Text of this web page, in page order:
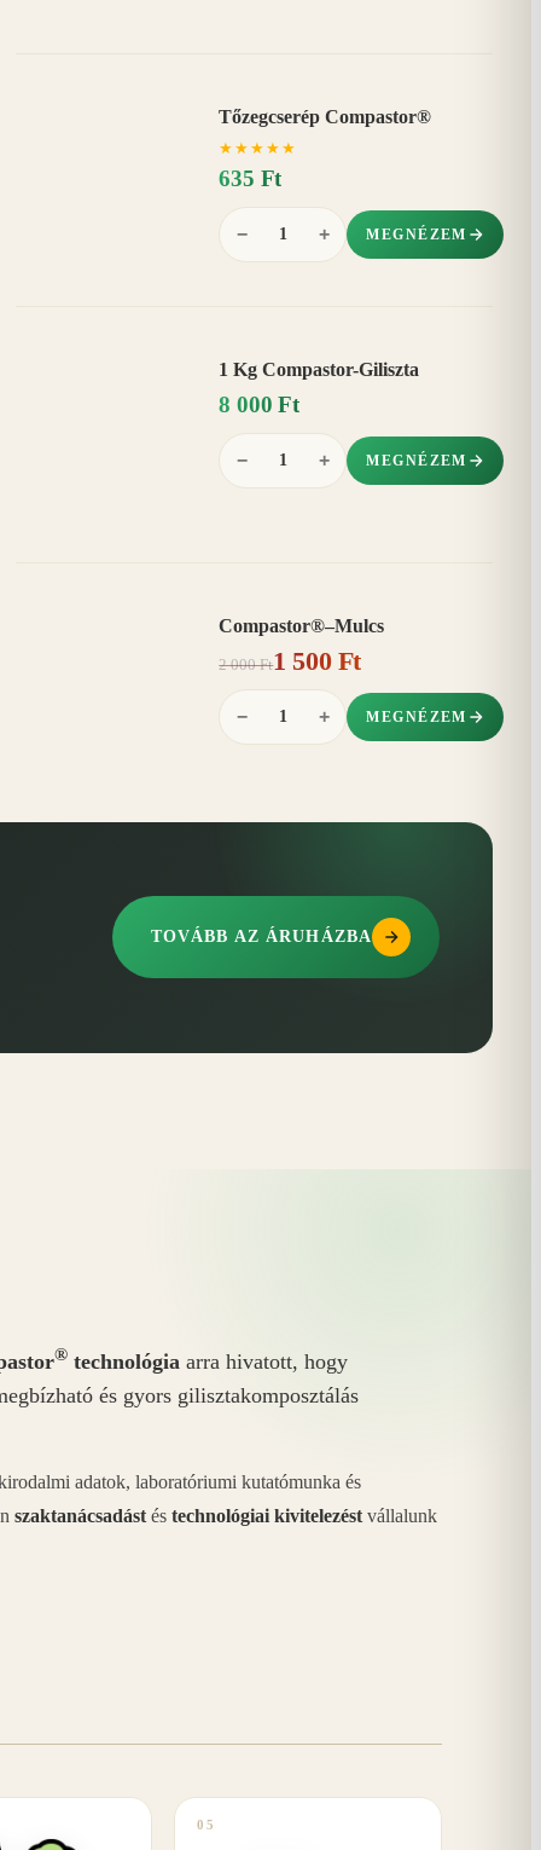
Tőzegcserép Compastor®
★ ★ ★ ★ ★
635 Ft
− + MEGNÉZEM
1 Kg Compastor-Giliszta
8 000 Ft
− + MEGNÉZEM
Compastor®–Mulcs
2 000 Ft1 500 Ft
− + MEGNÉZEM
TOVÁBB AZ ÁRUHÁZBA
® technológia arra hivatott, hogy
és gyors gilisztakomposztálás
adatok, laboratóriumi kutatómunka és
szaktanácsadást és technológiai kivitelezést vállalunk
05